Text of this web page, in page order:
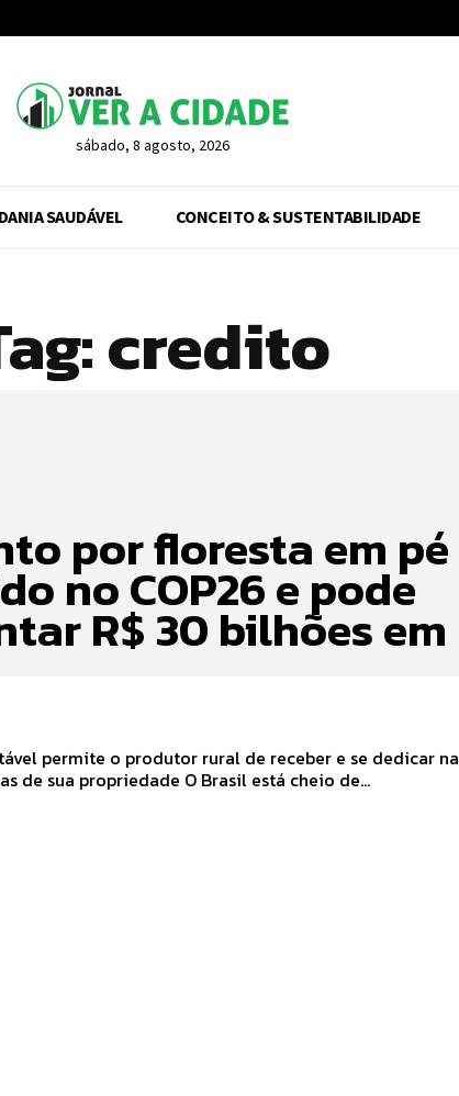
sábado, 8 agosto, 2026
SAUDÁVEL CONCEITO & SUSTENTABILIDADE
credito
por floresta em pé
no COP26 e pode
R$ 30 bilhões em
permite o produtor rural de receber e se dedicar na
preservação de florestas de sua propriedade O Brasil está cheio de...